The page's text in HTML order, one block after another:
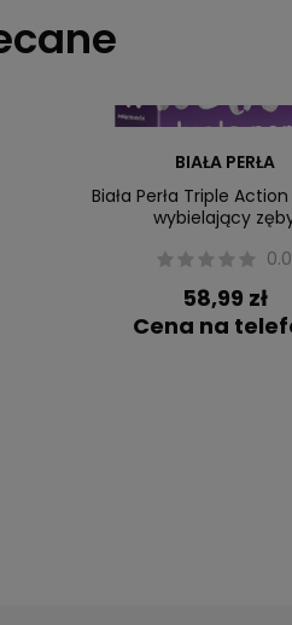
BIAŁA PERŁA
Biała Perła Triple
wybielający
0.0
58,99 zł
Cena na